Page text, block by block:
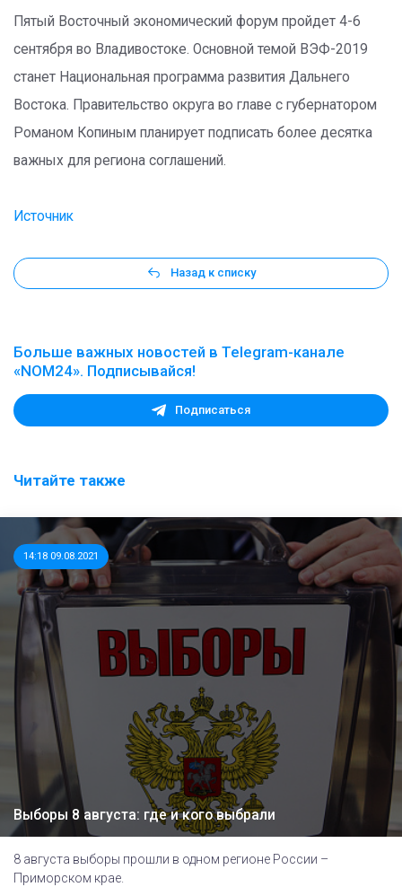
Пятый Восточный экономический форум пройдет 4-6
сентября во Владивостоке. Основной темой ВЭФ-2019
станет Национальная программа развития Дальнего
Востока. Правительство округа во главе с губернатором
Романом Копиным планирует подписать более десятка
важных для региона соглашений.
Источник
Назад к списку
Больше важных новостей в Telegram-канале
«NOM24». Подписывайся!
Подписаться
Читайте также
14:18 09.08.2021
Выборы 8 августа: где и кого выбрали
8 августа выборы прошли в одном регионе России –
Приморском крае.